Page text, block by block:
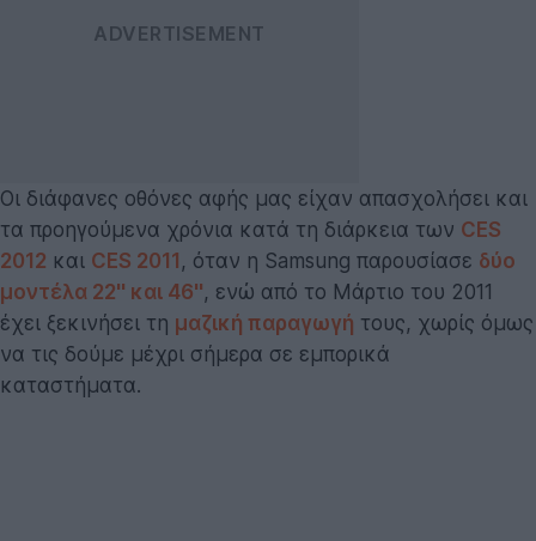
Οι διάφανες οθόνες αφής μας είχαν απασχολήσει και
τα προηγούμενα χρόνια κατά τη διάρκεια των CES
2012 και CES 2011 , όταν η Samsung παρουσίασε δύο
μοντέλα 22'' και 46'', ενώ από το Μάρτιο του 2011
έχει ξεκινήσει τη μαζική παραγωγή τους, χωρίς όμως
να τις δούμε μέχρι σήμερα σε εμπορικά
καταστήματα.